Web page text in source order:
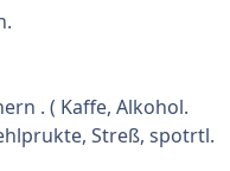
. ( Kaffe, Alkohol.
Streß, spotrtl.